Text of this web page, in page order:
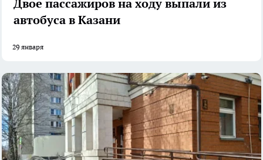
Двое пассажиров на ходу выпали из
автобуса в Казани
29 января